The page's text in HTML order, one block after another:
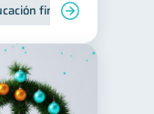
financiera